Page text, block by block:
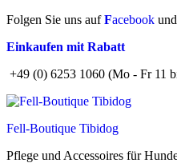
Zum
springen
Folgen Sie uns aufFacebook
Einkaufen mit Rabatt
+49 (0) 6253 1060 (Mo - Fr 11
Fell-Boutique Tibidog
Pflege und Accessoires für